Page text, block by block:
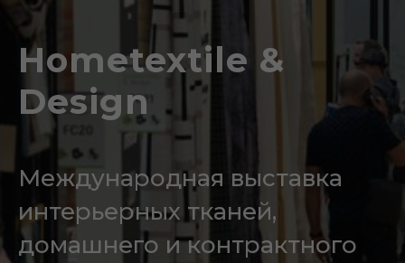
Hometextile &
Design
Международная выставка
интерьерных тканей,
домашнего и контрактного